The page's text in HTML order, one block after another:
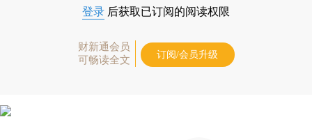
登录 后获取已订阅的阅读权限
财新通会员
可畅读全文
订阅/会员升级